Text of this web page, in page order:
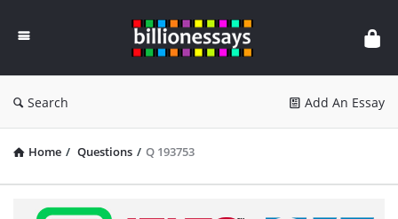
Essays
Search Add An Essay
Home / Questions / Q 193753